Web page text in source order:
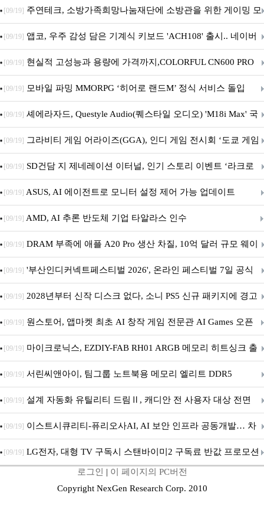
픈
[09/19] 주연테크, 소방가족희망나눔재단에 소방관을 위한 게이밍 모
니터·스마트 펫 침대 기부
[09/19] 앱코, 우주 감성 담은 기계식 키보드 'ACH108' 출시.. 네이버
브랜드데이 기획전 진행
[09/19] 현실적 고성능과 용량에 가격까지,COLORFUL CN600 PRO
M.2 NVMe 디앤디컴 1TB
[09/19] 모바일 파밍 MMORPG ‘히어로 랜드M’ 정식 서비스 돌입
[09/19] 셰에라자드, Questyle Audio(퀘스타일 오디오) 'M18i Max' 국
내 정식 출시
[09/19] 그라비티 게임 어라이즈(GGA), 인디 게임 전시회 ‘도쿄 게임
던전 13’ 참가!
[09/19] SD건담 지 제네레이션 이터널, 인기 스토리 이벤트 ‘라크로
아의 용사’ 재개최 및 풍성한 기념 이벤트 실시!
[09/19] ASUS, AI 에이전트로 모니터 설정 제어 가능 업데이트
[09/19] AMD, AI 추론 반도체 기업 타알라스 인수
[09/19] DRAM 부족에 애플 A20 Pro 생산 차질, 10억 달러 규모 웨이
퍼 대기
[09/19] '부산인디커넥트페스티벌 2026', 온라인 페스티벌 7일 공식
개막... 22일간 진행
[09/19] 2028년부터 신작 디스크 없다, 소니 PS5 신규 패키지에 경고
문 추가
[09/19] 원스토어, 앱마켓 최초 AI 창작 게임 전문관 AI Games 오픈
[09/19] 마이크로닉스, EZDIY-FAB RH01 ARGB 메모리 히트싱크 출
시
[09/19] 서린씨앤아이, 팀그룹 노트북용 메모리 엘리트 DDR5
5600MHz 16GB 출시
[09/19] 설계 자동화 유틸리티 드림Ⅱ, 캐디안 전 사용자 대상 전면
무상 배포
[09/19] 이스트시큐리티-퓨리오사AI, AI 보안 인프라 공동개발… 차
세대 AI 보안 플랫폼 구축
[09/19] LG전자, 대형 TV 구독시 스탠바이미2 구독료 반값 프로모션
로그인 | 이 페이지의 PC버전
Copyright NexGen Research Corp. 2010